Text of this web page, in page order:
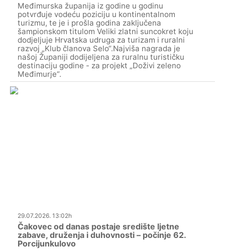
Međimurska županija iz godine u godinu
potvrđuje vodeću poziciju u kontinentalnom
turizmu, te je i prošla godina zaključena
šampionskom titulom Veliki zlatni suncokret koju
dodjeljuje Hrvatska udruga za turizam i ruralni
razvoj „Klub članova Selo“.Najviša nagrada je
našoj Županiji dodijeljena za ruralnu turističku
destinaciju godine - za projekt „Doživi zeleno
Međimurje“.
29.07.2026. 13:02h
Čakovec od danas postaje središte ljetne
zabave, druženja i duhovnosti – počinje 62.
Porcijunkulovo